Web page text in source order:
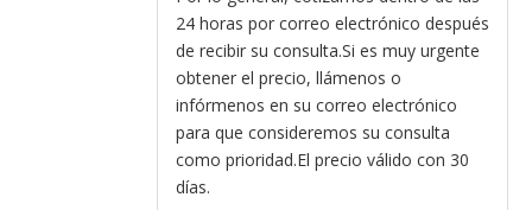
24 horas por correo electrónico después
de recibir su consulta.Si es muy urgente
obtener el precio, llámenos o
infórmenos en su correo electrónico
para que consideremos su consulta
como prioridad.El precio válido con 30
días.